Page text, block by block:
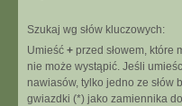
Szukaj wg słów kluczowych:
Umieść + przed słowem, które
nie może wystąpić. Jeśli
nawiasów, tylko jedno ze słów
gwiazdki (*) jako zamiennika